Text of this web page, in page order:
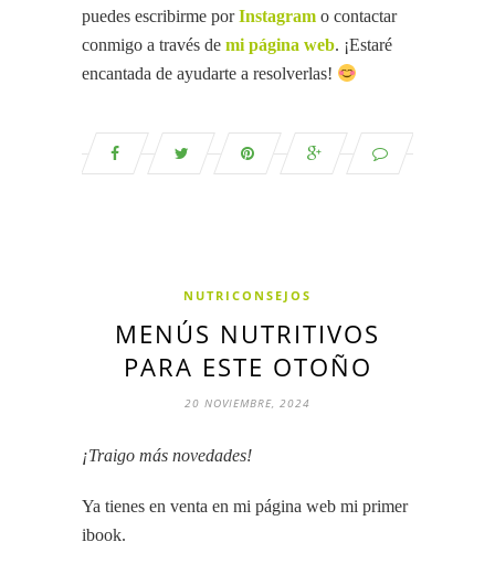
puedes escribirme porInstagram o contactar
conmigo a través de mi página web. ¡Estaré
encantada de ayudarte a resolverlas!
NUTRICONSEJOS
MENÚS NUTRITIVOS
PARA ESTE OTOÑO
20 NOVIEMBRE, 2024
¡Traigo más novedades!
Ya tienes en venta en mi página web mi primer
ibook.